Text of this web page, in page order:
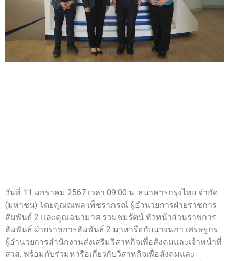
วันที่ 11 มกราคม 2567 เวลา 09.00 น. ธนาคารกรุงไทย จำกัด
(มหาชน) โดยคุณณพล เพ็ชราภรณ์ ผู้อำนวยการฝ่ายราชการ
สัมพันธ์ 2 และคุณฉนามาศ รวมชมรัตน์ หัวหน้าส่วนราชการ
สัมพันธ์ ฝ่ายราชการสัมพันธ์ 2 มาหารือกับนางนภา เศรษฐกร
ผู้อำนวยการสำนักงานส่งเสริมวิสาหกิจเพื่อสังคมและเจ้าหน้าที่
สวส. พร้อมกับร่วมหารือเกี่ยวกับวิสาหกิจเพื่อสังคมและ